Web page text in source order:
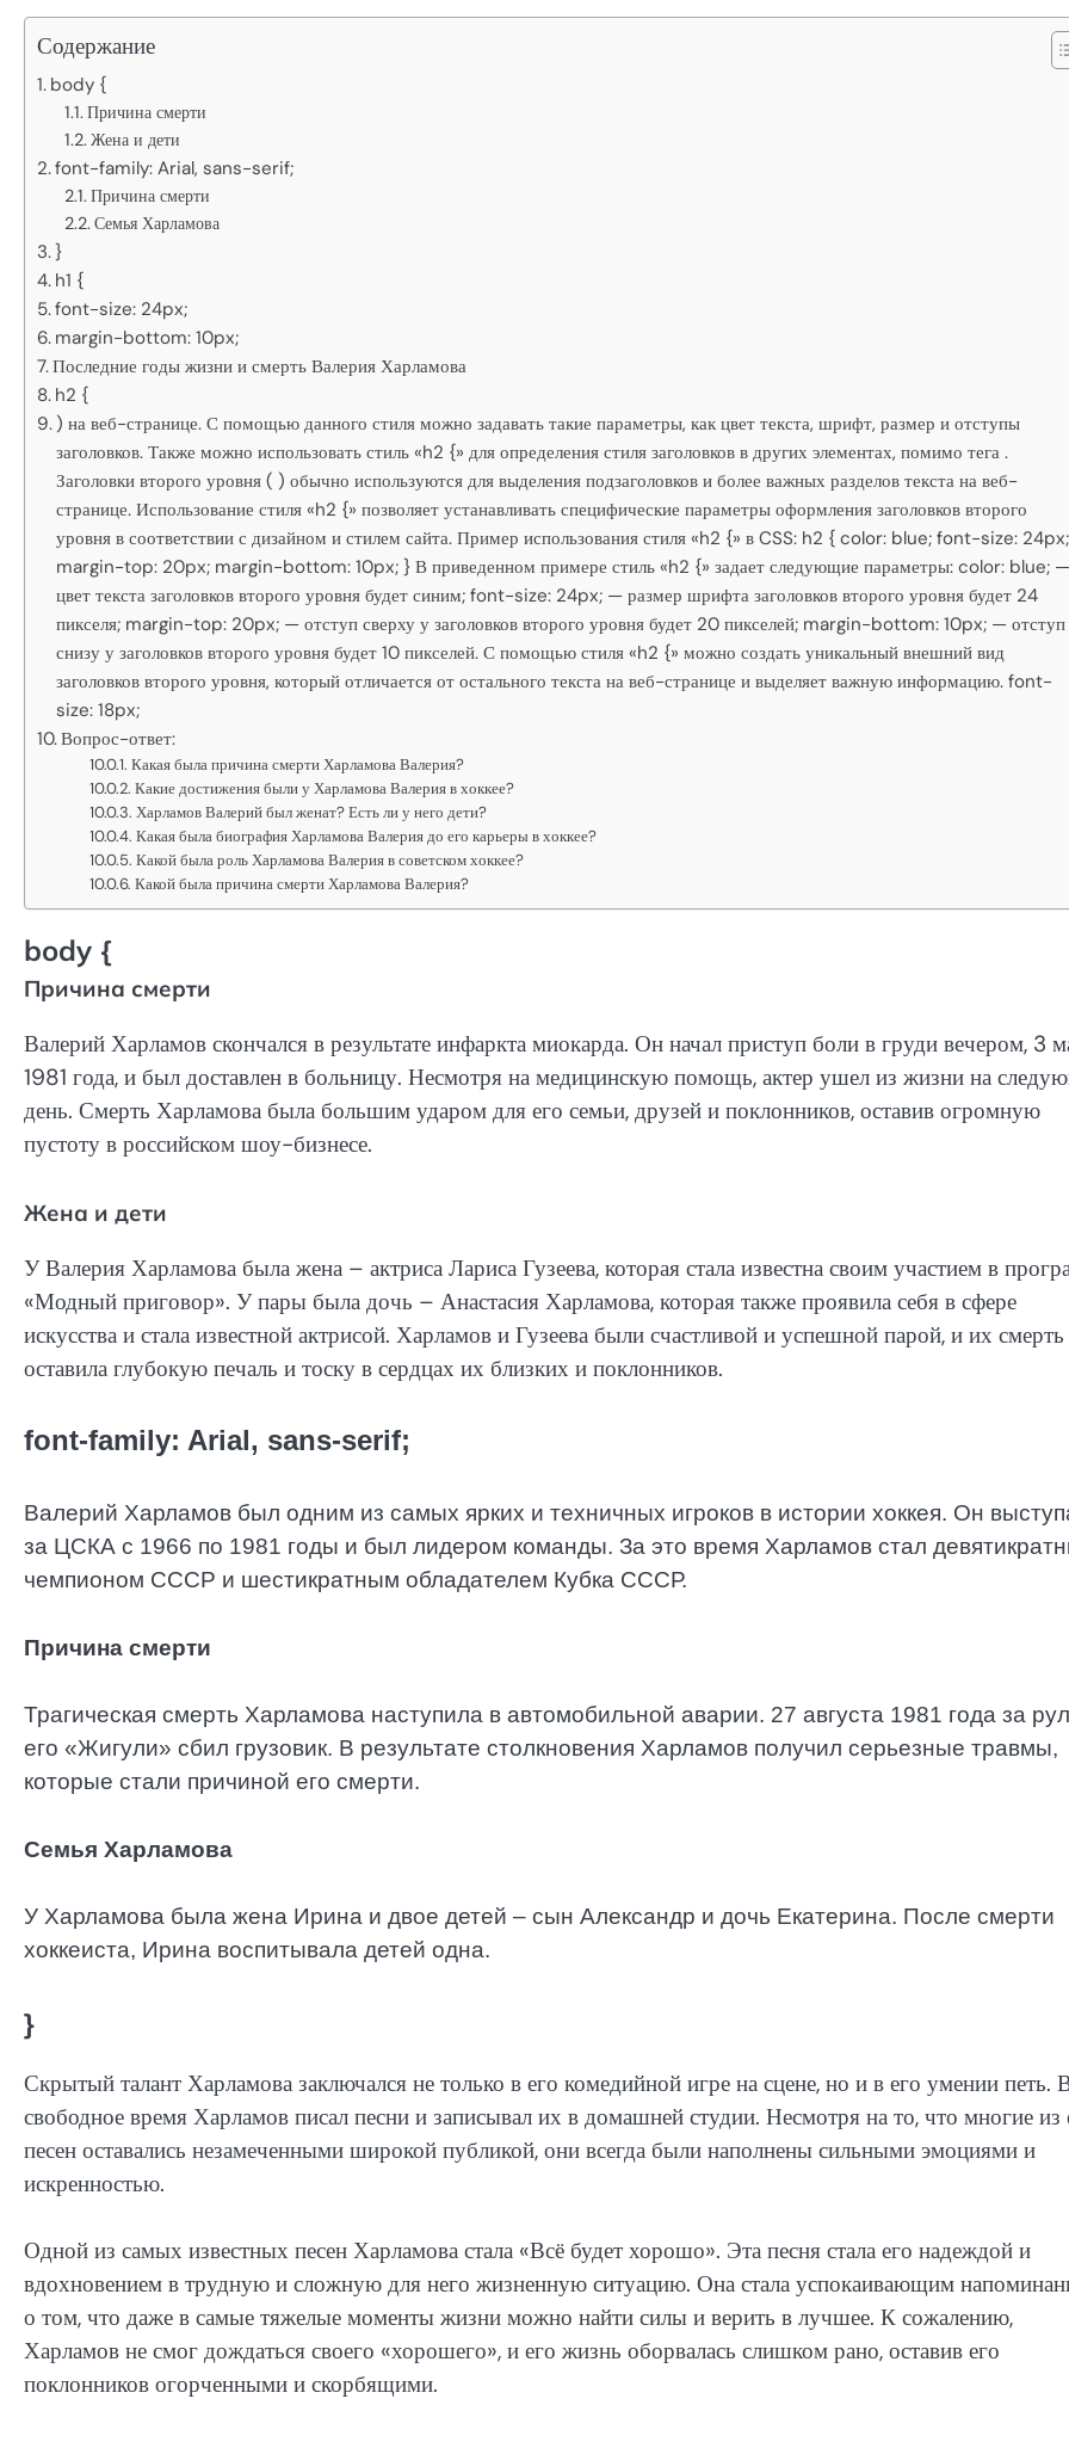
Содержание
body {
Причина смерти
Жена и дети
font-family: Arial, sans-serif;
Причина смерти
Семья Харламова
}
h1 {
font-size: 24px;
margin-bottom: 10px;
Последние годы жизни и смерть Валерия Харламова
h2 {
) на веб-странице. С помощью данного стиля можно задавать такие параметры, как цвет текста, шрифт, размер и отступы
заголовков. Также можно использовать стиль «h2 {» для определения стиля заголовков в других элементах, помимо тега .
Заголовки второго уровня ( ) обычно используются для выделения подзаголовков и более важных разделов текста на веб-
странице. Использование стиля «h2 {» позволяет устанавливать специфические параметры оформления заголовков второго
уровня в соответствии с дизайном и стилем сайта. Пример использования стиля «h2 {» в CSS: h2 { color: blue; font-size: 24px;
margin-top: 20px; margin-bottom: 10px; } В приведенном примере стиль «h2 {» задает следующие параметры: color: blue; —
цвет текста заголовков второго уровня будет синим; font-size: 24px; — размер шрифта заголовков второго уровня будет 24
пикселя; margin-top: 20px; — отступ сверху у заголовков второго уровня будет 20 пикселей; margin-bottom: 10px; — отступ
снизу у заголовков второго уровня будет 10 пикселей. С помощью стиля «h2 {» можно создать уникальный внешний вид
заголовков второго уровня, который отличается от остального текста на веб-странице и выделяет важную информацию. font-
size: 18px;
Вопрос-ответ:
Какая была причина смерти Харламова Валерия?
Какие достижения были у Харламова Валерия в хоккее?
Харламов Валерий был женат? Есть ли у него дети?
Какая была биография Харламова Валерия до его карьеры в хоккее?
Какой была роль Харламова Валерия в советском хоккее?
Какой была причина смерти Харламова Валерия?
body {
Причина смерти
Валерий Харламов скончался в результате инфаркта миокарда. Он начал приступ боли в груди вечером, 3
1981 года, и был доставлен в больницу. Несмотря на медицинскую помощь, актер ушел из жизни на
день. Смерть Харламова была большим ударом для его семьи, друзей и поклонников, оставив огромную
пустоту в российском шоу-бизнесе.
Жена и дети
У Валерия Харламова была жена – актриса Лариса Гузеева, которая стала известна своим участием в
«Модный приговор». У пары была дочь – Анастасия Харламова, которая также проявила себя в сфере
искусства и стала известной актрисой. Харламов и Гузеева были счастливой и успешной парой, и их смерть
оставила глубокую печаль и тоску в сердцах их близких и поклонников.
font-family: Arial, sans-serif;
Валерий Харламов был одним из самых ярких и техничных игроков в истории хоккея. Он
за ЦСКА с 1966 по 1981 годы и был лидером команды. За это время Харламов стал
чемпионом СССР и шестикратным обладателем Кубка СССР.
Причина смерти
Трагическая смерть Харламова наступила в автомобильной аварии. 27 августа 1981 года за
его «Жигули» сбил грузовик. В результате столкновения Харламов получил серьезные травмы,
которые стали причиной его смерти.
Семья Харламова
У Харламова была жена Ирина и двое детей – сын Александр и дочь Екатерина. После смерти
хоккеиста, Ирина воспитывала детей одна.
}
Скрытый талант Харламова заключался не только в его комедийной игре на сцене, но и в его умении петь.
свободное время Харламов писал песни и записывал их в домашней студии. Несмотря на то, что многие из
песен оставались незамеченными широкой публикой, они всегда были наполнены сильными эмоциями и
искренностью.
Одной из самых известных песен Харламова стала «Всё будет хорошо». Эта песня стала его надеждой и
вдохновением в трудную и сложную для него жизненную ситуацию. Она стала успокаивающим
о том, что даже в самые тяжелые моменты жизни можно найти силы и верить в лучшее. К сожалению,
Харламов не смог дождаться своего «хорошего», и его жизнь оборвалась слишком рано, оставив его
поклонников огорченными и скорбящими.